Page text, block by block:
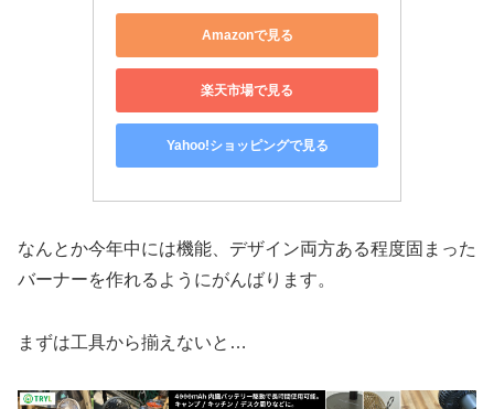
Amazonで見る
楽天市場で見る
Yahoo!ショッピングで見る
なんとか今年中には機能、デザイン両方ある程度固まった
バーナーを作れるようにがんばります。
まずは工具から揃えないと…